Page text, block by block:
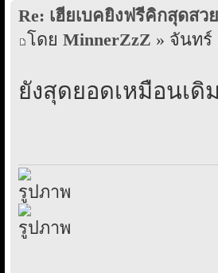
Re: เฮียเบคยิงฟรีคิกสุดสว
โดย MinnerZzZ » จันทร์
ยังสุดยอดเหมือนเดิ